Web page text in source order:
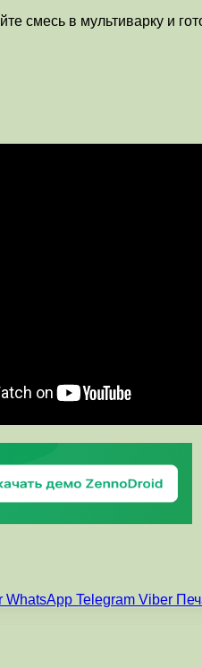
смесь в мультиварку и
WhatsApp Telegram Viber